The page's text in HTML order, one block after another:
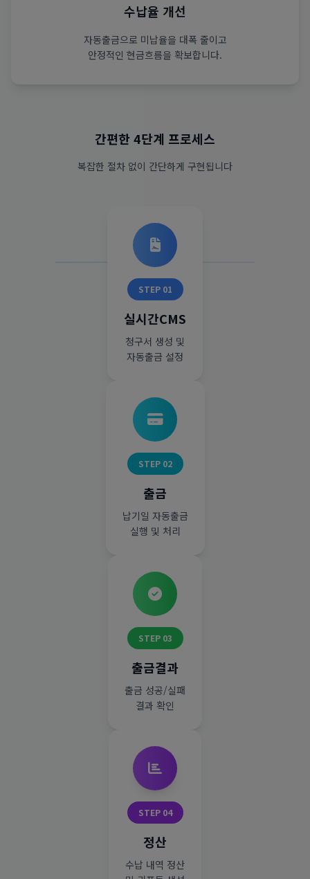
수납율 개선
자동출금으로 미납율을 대폭 줄이고
안정적인 현금흐름을 확보합니다.
간편한 4단계 프로세스
복잡한 절차 없이 간단하게 구현됩니다
STEP 01
실시간CMS
청구서 생성 및
자동출금 설정
STEP 02
출금
납기일 자동출금
실행 및 처리
STEP 03
출금결과
출금 성공/실패
결과 확인
STEP 04
정산
수납 내역 정산